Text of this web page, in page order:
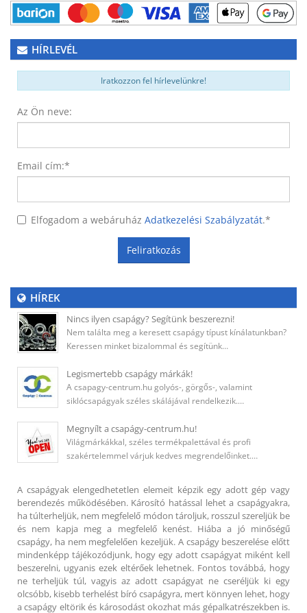
HÍRLEVÉL
Iratkozzon fel hírlevelünkre!
Az Ön neve:
Email cím:*
Elfogadom a webáruház Adatkezelési Szabályzatát.*
Feliratkozás
HÍREK
Nincs ilyen csapágy? Segítünk beszerezni!
Nem találta meg a keresett csapágy típust kínálatunkban?
Keressen minket bizalommal és segítünk…
Legismertebb csapágy márkák!
A csapagy-centrum.hu golyós-, görgős-, valamint
siklócsapágyak széles skálájával rendelkezik.…
Megnyílt a csapágy-centrum.hu!
Világmárkákkal, széles termékpalettával és profi
szakértelemmel várjuk kedves megrendelőinket.…
A csapágyak elengedhetetlen elemeit képzik egy adott gép vagy
berendezés működésében. Károsító hatással lehet a csapágyakra,
ha túlterheljük, nem megfelelő módon tároljuk, rosszul szereljük be
és nem kapja meg a megfelelő kenést. Hiába a jó minőségű
csapágy, ha nem megfelelően kezeljük. A csapágy beszerelése előtt
mindenképp tájékozódjunk, hogy egy adott csapágyat miként kell
beszerelni, ugyanis ezek eltérőek lehetnek. Fontos továbbá, hogy
ne terheljük túl, vagyis az adott csapágyat ne cseréljük ki egy
olcsóbb, kisebb terhelést bíró csapágyra, mert könnyen lehet, hogy
a csapágy eltörik és károsodást okozhat más gépalkatrészekben is.